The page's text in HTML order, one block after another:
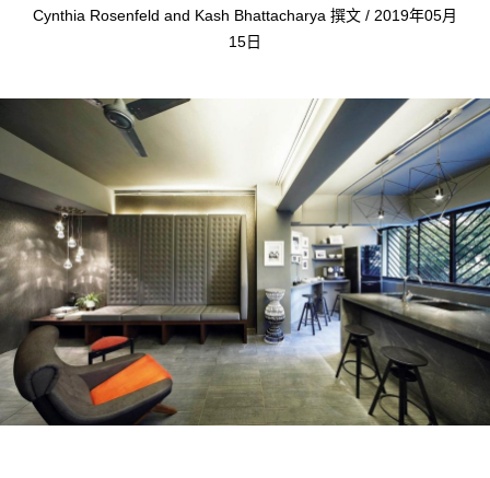
Cynthia Rosenfeld and Kash Bhattacharya 撰文 / 2019年05月
15日